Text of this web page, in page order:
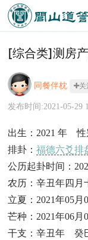
[综合类]测房
同餐伴枕 关
发布时间:2021-05-29
出生：2021 年
排卦： 福德六爻排
公历起卦时间：
农历：辛丑年四月
立夏：2021年05月
芒种：2021年06月
干支：辛丑年